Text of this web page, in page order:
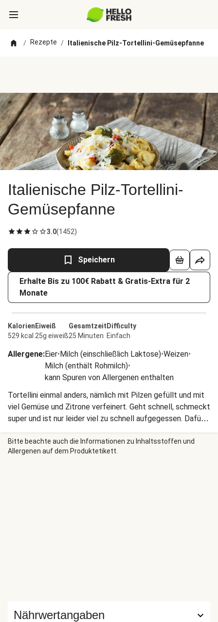
/ Rezepte / Italienische Pilz-Tortellini-Gemüsepfanne
Italienische Pilz-Tortellini-
Gemüsepfanne
3.0(1452)
Speichern
Erhalte Bis zu 100€ Rabatt & Gratis-Extra für 2
Monate
Kalorien
529 kcal
Eiweiß
25g eiweiß
Gesamtzeit
25 Minuten
Difficulty
Einfach
Allergene:Eier•Milch (einschließlich Laktose)•Weizen•
Milch (enthält Rohmilch)•
kann Spuren von Allergenen enthalten
Tortellini einmal anders, nämlich mit Pilzen gefüllt und mit
viel Gemüse und Zitrone verfeinert. Geht schnell, schmeckt
super und ist nur leider viel zu schnell aufgegessen. Dafür
lässt es sich schnell und kinderleicht wieder nachkochen.
Guten Appetit! Viel Spaß beim Nachkochen. Deine Sonja
Bitte beachte auch die Informationen zu Inhaltsstoffen und
Allergenen auf dem Produktetikett.
Nährwertangaben